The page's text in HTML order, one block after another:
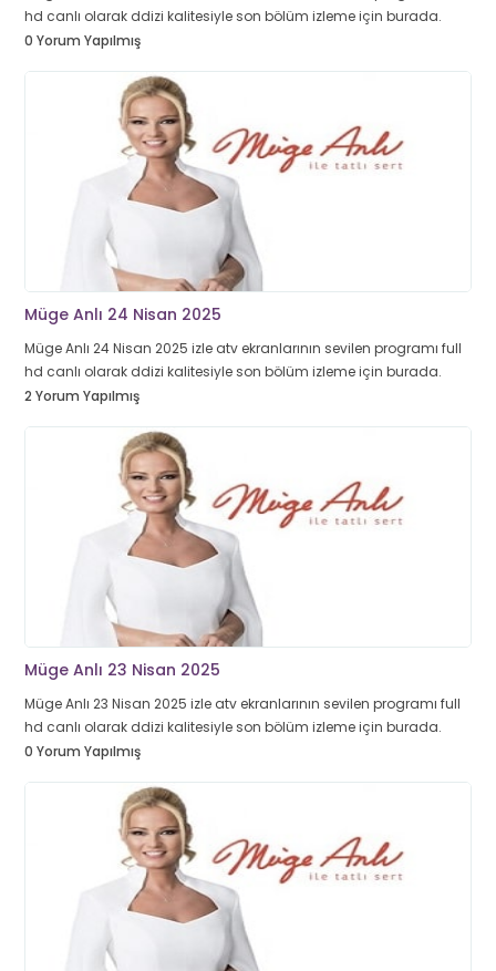
hd canlı olarak ddizi kalitesiyle son bölüm izleme için burada.
0 Yorum Yapılmış
Müge Anlı 24 Nisan 2025
Müge Anlı 24 Nisan 2025 izle atv ekranlarının sevilen programı full
hd canlı olarak ddizi kalitesiyle son bölüm izleme için burada.
2 Yorum Yapılmış
Müge Anlı 23 Nisan 2025
Müge Anlı 23 Nisan 2025 izle atv ekranlarının sevilen programı full
hd canlı olarak ddizi kalitesiyle son bölüm izleme için burada.
0 Yorum Yapılmış